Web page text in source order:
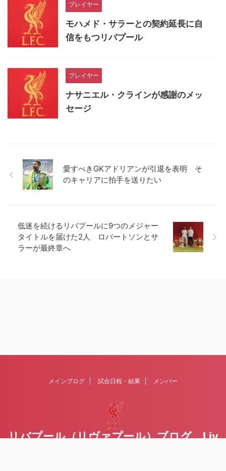
プレイヤー
モハメド・サラーとの契約延長に自
信をもつリバプール
プレイヤー
ナサニエル・クラインが感謝のメッ
セージ
愛すべきGKアドリアンが引退を表明 そ
のキャリアに拍手を送りたい
低迷を続けるリバプールに9つのメジャー
タイトルを届けた2人 ロバートソンとサ
ラーが最終章へ
メインブログ 試合日程・結果 メンバー
リバプール（リヴァプール）ブログ Liv